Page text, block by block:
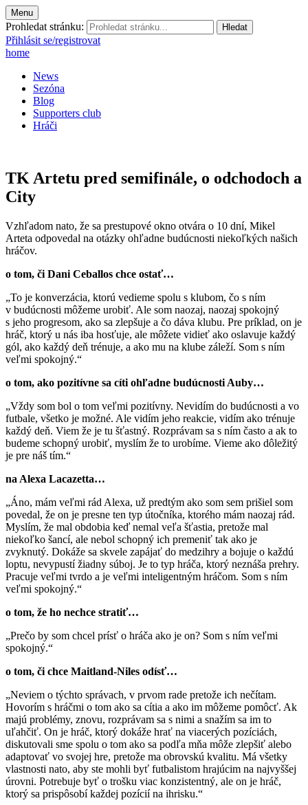
Menu
Prohledat stránku:
Přihlásit se/registrovat
home
News
Sezóna
Blog
Supporters club
Hráči
TK Artetu pred semifinále, o odchodoch a
City
Vzhľadom nato, že sa prestupové okno otvára o 10 dní, Mikel
Arteta odpovedal na otázky ohľadne budúcnosti niekoľkých našich
hráčov.
o tom, či Dani Ceballos chce ostať…
„To je konverzácia, ktorú vedieme spolu s klubom, čo s ním
v budúcnosti môžeme urobiť. Ale som naozaj, naozaj spokojný
s jeho progresom, ako sa zlepšuje a čo dáva klubu. Pre príklad, on je
hráč, ktorý u nás iba hosťuje, ale môžete vidieť ako oslavuje každý
gól, ako každý deň trénuje, a ako mu na klube záleží. Som s ním
veľmi spokojný.“
o tom, ako pozitívne sa cíti ohľadne budúcnosti Auby…
„Vždy som bol o tom veľmi pozitívny. Nevidím do budúcnosti a vo
futbale, všetko je možné. Ale vidím jeho reakcie, vidím ako trénuje
každý deň. Viem že je tu šťastný. Rozprávam sa s ním často a ak to
budeme schopný urobiť, myslím že to urobíme. Vieme ako dôležitý
je pre náš tím.“
na Alexa Lacazetta…
„Áno, mám veľmi rád Alexa, už predtým ako som sem prišiel som
povedal, že on je presne ten typ útočníka, ktorého mám naozaj rád.
Myslím, že mal obdobia keď nemal veľa šťastia, pretože mal
niekoľko šancí, ale nebol schopný ich premeniť tak ako je
zvyknutý. Dokáže sa skvele zapájať do medzihry a bojuje o každú
loptu, nevypustí žiadny súboj. Je to typ hráča, ktorý neznáša prehry.
Pracuje veľmi tvrdo a je veľmi inteligentným hráčom. Som s ním
veľmi spokojný.“
o tom, že ho nechce stratiť…
„Prečo by som chcel prísť o hráča ako je on? Som s ním veľmi
spokojný.“
o tom, či chce Maitland-Niles odísť…
„Neviem o týchto správach, v prvom rade pretože ich nečítam.
Hovorím s hráčmi o tom ako sa cítia a ako im môžeme pomôcť. Ak
majú problémy, znovu, rozprávam sa s nimi a snažím sa im to
uľahčiť. On je hráč, ktorý dokáže hrať na viacerých pozíciách,
diskutovali sme spolu o tom ako sa podľa mňa môže zlepšiť alebo
adaptovať vo svojej hre, pretože ma obrovskú kvalitu. Má všetky
vlastnosti nato, aby ste mohli byť futbalistom hrajúcim na najvyššej
úrovni. Potrebuje byť o trošku viac konzistentný, ale on je hráč,
ktorý sa prispôsobí každej pozícií na ihrisku.“